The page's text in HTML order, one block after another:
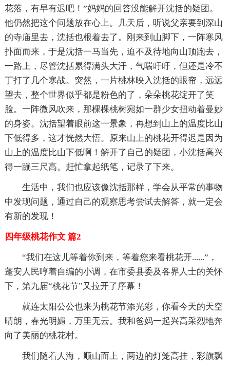
花落，有早有迟吧！”妈妈的回答没能解开沈括的疑团。
他仍然把这个问题放在心上。几天后，听说父亲要到深山
的寺庙里去，沈括也根着去了。刚来到山脚下，一阵寒风
扑面而来，于是沈括一马当先，迫不及待地向山顶跑去，
一路上，尽管沈括累得满头大汗，气喘吁吁，但还是冷不
丁打了几个寒战。突然，一片桃林映入沈括的眼帘，远远
望去，整个世界似乎都是粉色的了，朵朵桃花绽开了笑
脸。一阵微风吹来，那棵棵桃树宛如一群少女扭动着曼妙
的身姿。沈括望着眼前这一景象，再想到山上的温度比山
下低得多，这才恍然大悟。原来山上的桃花开得迟是因为
山上的温度比山下低啊！解开了自己的疑团，小沈括高兴
得一蹦三尺高。赶忙拿起纸笔，记录了下来。
生活中，我们也应该像沈括那样，学会从平常的事物
中发现问题，通过自己的观察思考尝试去解答，就一定会
有新的发现！
四年级桃花作文 篇2
“我们在这儿等着你到来，等着您来看桃花开......”，
蓬安人民哼着自编的小调，在市委县委及各界人士的关怀
下，第九届“桃花节”又拉开了序幕！
就连太阳公公也来为桃花节添光彩，你看今天的天空
晴朗，春光明媚，万里无云。我和爸妈一起兴高采烈地奔
向了美丽的桃花村。
我们随着人海，顺山而上，两边的灯笼高挂，彩旗飘